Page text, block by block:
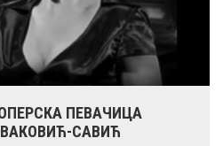
ПЕВАЧИЦА
САВИЋ